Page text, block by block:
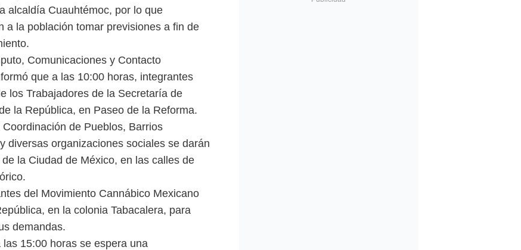
alcaldía Cuauhtémoc, por lo que
a la población tomar previsiones a fin de
Comunicaciones y Contacto
que a las 10:00 horas, integrantes
los Trabajadores de la Secretaría de
la República, en Paseo de la Reforma.
de Pueblos, Barrios
diversas organizaciones sociales se darán
la Ciudad de México, en las calles de
del Movimiento Cannábico Mexicano
en la colonia Tabacalera, para
demandas.
15:00 horas se espera una